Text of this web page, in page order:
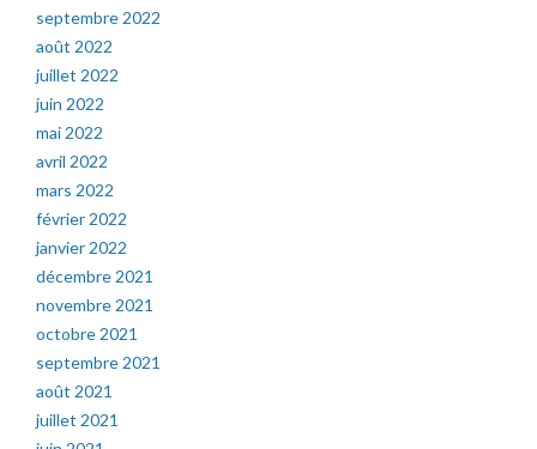
septembre 2022
août 2022
juillet 2022
juin 2022
mai 2022
avril 2022
mars 2022
février 2022
janvier 2022
décembre 2021
novembre 2021
octobre 2021
septembre 2021
août 2021
juillet 2021